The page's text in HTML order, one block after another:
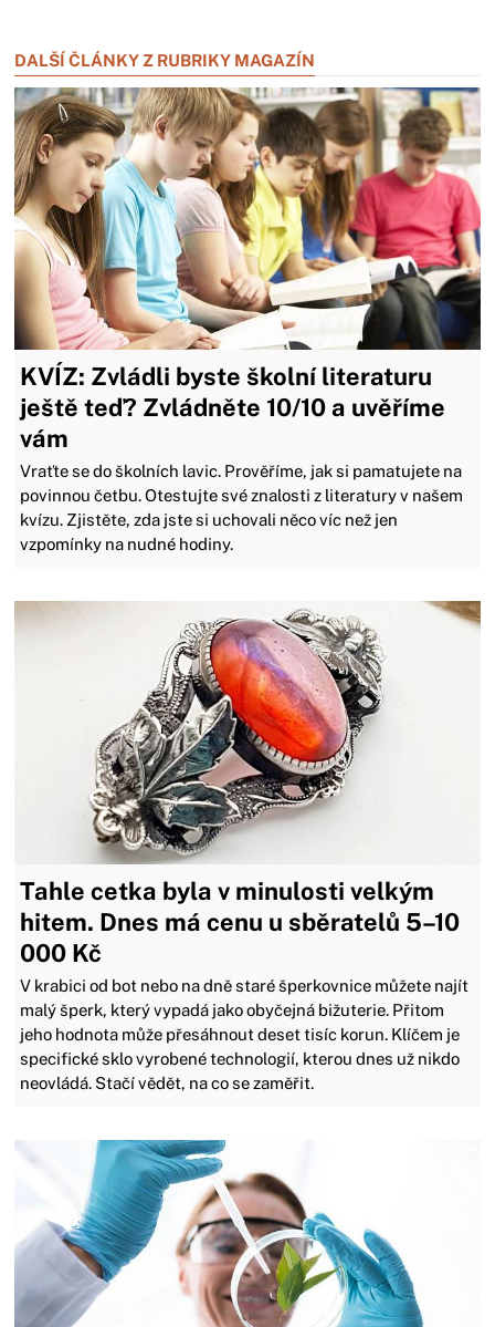
DALŠÍ ČLÁNKY Z RUBRIKY MAGAZÍN
KVÍZ: Zvládli byste školní literaturu
ještě teď? Zvládněte 10/10 a uvěříme
vám
Vraťte se do školních lavic. Prověříme, jak si pamatujete na
povinnou četbu. Otestujte své znalosti z literatury v našem
kvízu. Zjistěte, zda jste si uchovali něco víc než jen
vzpomínky na nudné hodiny.
Tahle cetka byla v minulosti velkým
hitem. Dnes má cenu u sběratelů 5–10
000 Kč
V krabici od bot nebo na dně staré šperkovnice můžete najít
malý šperk, který vypadá jako obyčejná bižuterie. Přitom
jeho hodnota může přesáhnout deset tisíc korun. Klíčem je
specifické sklo vyrobené technologií, kterou dnes už nikdo
neovládá. Stačí vědět, na co se zaměřit.